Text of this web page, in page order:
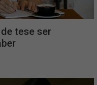
tese ser